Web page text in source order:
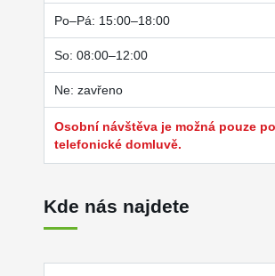
Po–Pá: 15:00–18:00
So: 08:00–12:00
Ne: zavřeno
Osobní návštěva je možná pouze
telefonické domluvě.
Kde nás najdete